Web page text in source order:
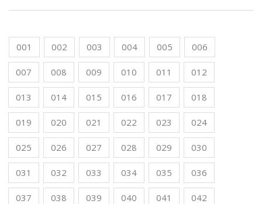
001 002 003 004 005 006
007 008 009 010 011 012
013 014 015 016 017 018
019 020 021 022 023 024
025 026 027 028 029 030
031 032 033 034 035 036
037 038 039 040 041 042